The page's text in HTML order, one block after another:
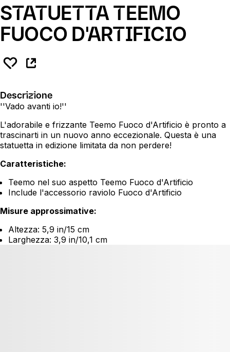
STATUETTA TEEMO
FUOCO D'ARTIFICIO
Descrizione
''Vado avanti io!''
L'adorabile e frizzante Teemo Fuoco d'Artificio è pronto a
trascinarti in un nuovo anno eccezionale. Questa è una
statuetta in edizione limitata da non perdere!
Caratteristiche:
Teemo nel suo aspetto Teemo Fuoco d'Artificio
Include l'accessorio raviolo Fuoco d'Artificio
Misure approssimative:
Altezza: 5,9 in/15 cm
Larghezza: 3,9 in/10,1 cm